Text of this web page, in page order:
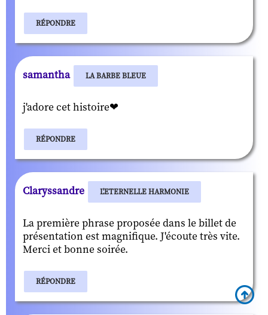
RÉPONDRE
samantha LA BARBE BLEUE
j'adore cet histoire❤
RÉPONDRE
Claryssandre L'ETERNELLE HARMONIE
La première phrase proposée dans le billet de
présentation est magnifique. J'écoute très vite.
Merci et bonne soirée.
RÉPONDRE